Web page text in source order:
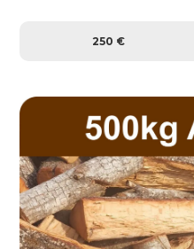
250 €